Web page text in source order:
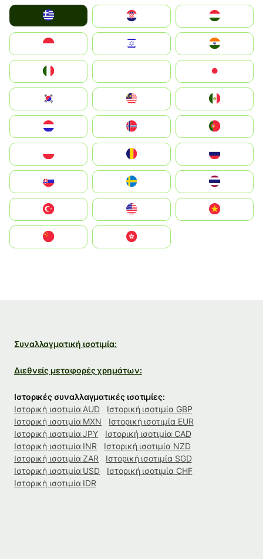
Magyarország
South Korea
United States
中國香港特別行政區
Συναλλαγματική ισοτιμία:
Διεθνείς μεταφορές χρημάτων:
Ιστορικές συναλλαγματικές ισοτιμίες:
Ιστορική ισοτιμία AUD
Ιστορική ισοτιμία GBP
Ιστορική ισοτιμία MXN
Ιστορική ισοτιμία EUR
Ιστορική ισοτιμία JPY
Ιστορική ισοτιμία CAD
Ιστορική ισοτιμία INR
Ιστορική ισοτιμία NZD
Ιστορική ισοτιμία ZAR
Ιστορική ισοτιμία SGD
Ιστορική ισοτιμία USD
Ιστορική ισοτιμία CHF
Ιστορική ισοτιμία IDR